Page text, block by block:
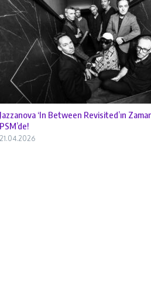
Jazzanova ‘In Between Revisited’ın
PSM’de!
21.04.2026